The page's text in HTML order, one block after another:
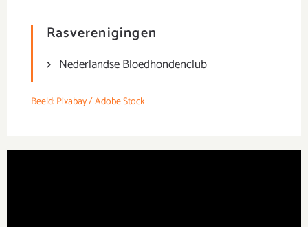
Rasverenigingen
Nederlandse Bloedhondenclub
Beeld: Pixabay / Adobe Stock